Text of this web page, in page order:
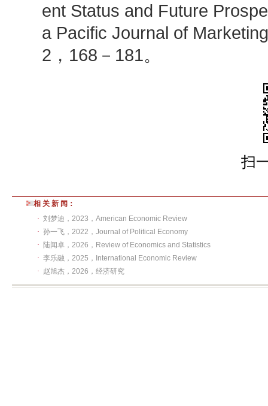
ent Status and Future
a Pacific Journal of
2，168－181。
扫
相 关 新 闻：